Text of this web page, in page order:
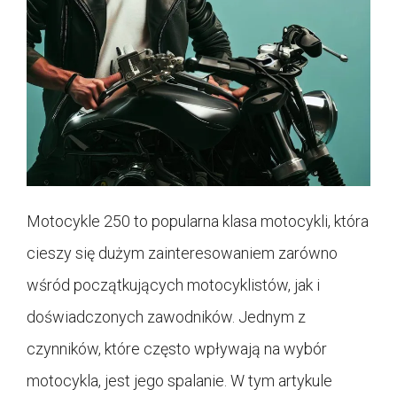
Motocykle 250 to popularna klasa motocykli, która
cieszy się dużym zainteresowaniem zarówno
wśród początkujących motocyklistów, jak i
doświadczonych zawodników. Jednym z
czynników, które często wpływają na wybór
motocykla, jest jego spalanie. W tym artykule